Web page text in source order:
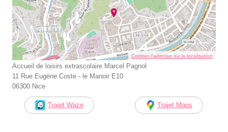
Corriger l’adresse ou la localisation
Accueil de loisirs extrascolaire Marcel Pagnol
11 Rue Eugène Coste - le Manoir E10
06300 Nice
Trajet Waze Trajet Maps